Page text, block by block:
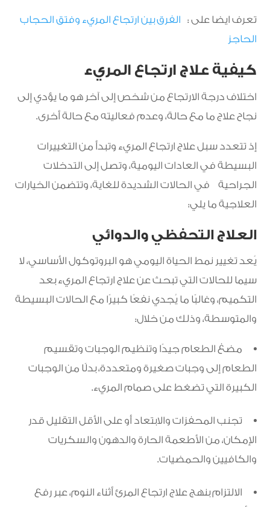
تعرف ايضا على : الفرق بين ارتجاع المريء وفتق الحجاب
الحاجز
كيفية علاج ارتجاع المريء
اختلاف درجة الارتجاع من شخص إلى آخر هو ما يؤدي إلى
نجاح علاج ما مع حالة، وعدم فعاليته مع حالة أخرى.
إذ تتعدد سبل علاج ارتجاع المريء وتبدأ من التغييرات
البسيطة في العادات اليومية، وتصل إلى التدخلات
الجراحية في الحالات الشديدة للغاية، وتتضمن الخيارات
العلاجية ما يلي:
العلاج التحفظي والدوائي
يُعد تغيير نمط الحياة اليومي هو البروتوكول الأساسي، لا
سيما للحالات التي تبحث عن علاج ارتجاع المريء بعد
التكميم، وغالبًا ما يُجدي نفعًا كبيرًا مع الحالات البسيطة
والمتوسطة، وذلك من خلال:
مضغ الطعام جيدًا وتنظيم الوجبات وتقسيم
الطعام إلى وجبات صغيرة ومتعددة، بدلًا من الوجبات
الكبيرة التي تضغط على صمام المريء.
تجنب المحفزات والابتعاد أو على الأقل التقليل قدر
الإمكان، من الأطعمة الحارة والدهون والسكريات
والكافيين والحمضيات.
الالتزام بنهج علاج ارتجاع المرئ أثناء النوم، عبر رفع